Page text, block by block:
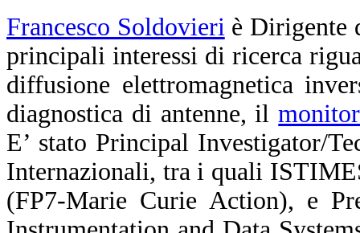
Francesco Soldovieri è Dirigente
principali interessi di ricerca
diffusione elettromagnetica
diagnostica di antenne, il
E’ stato Principal Investigator/
Internazionali, tra i quali
(FP7-Marie Curie Action), e